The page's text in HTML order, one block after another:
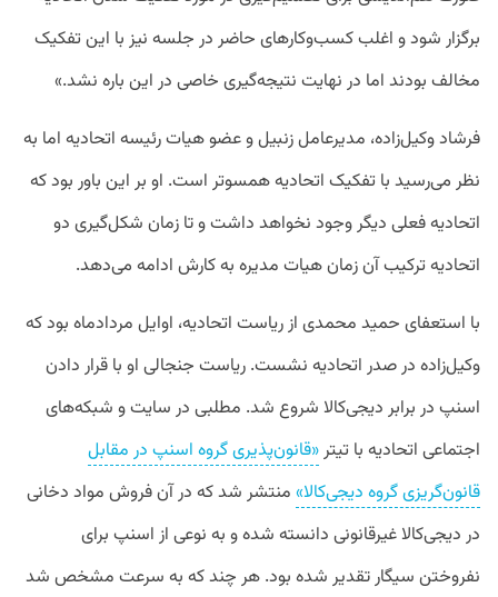
برگزار شود و اغلب کسب‌وکارهای حاضر در جلسه نیز با این تفکیک
مخالف بودند اما در نهایت نتیجه‌گیری خاصی در این باره نشد.»
فرشاد وکیل‌زاده، مدیرعامل زنبیل و عضو هیات رئیسه اتحادیه اما به
نظر می‌رسید با تفکیک اتحادیه همسوتر است. او بر این باور بود که
اتحادیه فعلی دیگر وجود نخواهد داشت و تا زمان شکل‌گیری دو
اتحادیه ترکیب آن زمان هیات مدیره به کارش ادامه می‌دهد.
با استعفای حمید محمدی از ریاست اتحادیه، اوایل مردادماه بود که
وکیل‌زاده در صدر اتحادیه نشست. ریاست جنجالی او با قرار دادن
اسنپ در برابر دیجی‌کالا شروع شد. مطلبی در سایت و شبکه‌های
اجتماعی اتحادیه با تیتر«قانون‌پذیری گروه اسنپ در مقابل
قانون‌گریزی گروه دیجی‌کالا» منتشر شد که در آن فروش مواد دخانی
در دیجی‌کالا غیرقانونی دانسته شده و به نوعی از اسنپ برای
نفروختن سیگار تقدیر شده بود. هر چند که به سرعت مشخص شد